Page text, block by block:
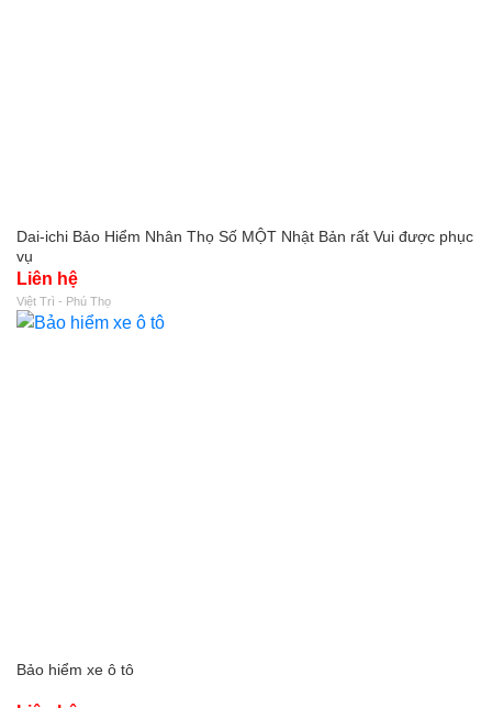
Dai-ichi Bảo Hiểm Nhân Thọ Số MỘT Nhật Bản rất Vui được phục
vụ
Liên hệ
Việt Trì - Phú Thọ
Bảo hiểm xe ô tô